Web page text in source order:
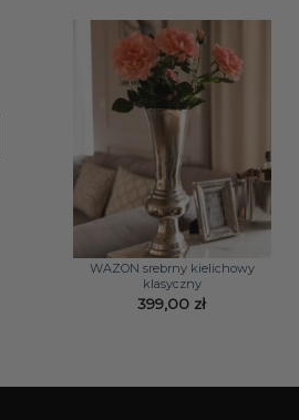
WAZON srebrny kielichowy
klasyczny
399,00 zł